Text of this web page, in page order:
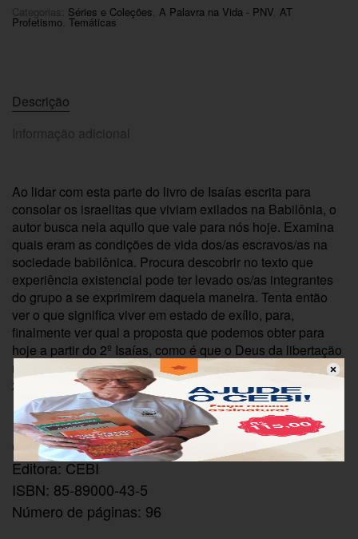
Categorias: Séries e Coleções A Palavra na Vida - PNV AT
Profetismo Temáticas
Descrição
Informação adicional
Ao lidar com esta parte do livro de Isaías escrita para
consolar os israelitas que viviam exilados na Babilônia, o
autor busca nela aquilo que vale para nós hoje. Examina
quais eram as condições de vida dos/as escravos/as na
sociedade babilônica. Procura descobrir no texto que
experiência existencial pode ter levado os/as integrantes
do grupo a se exprimirem daquela maneira. Tenta então
ver o que significa viver em estado de exílio, para,
finalmente ver qual a proposta que podemos obter para
hoje a partir do 2º Isaías, como é que o Deus da libertação
nos consola na situação difícil em que vivemos no século
21.
Código: PNV201/202
Editora: CEBI
ISBN: 85-89000-43-5
Número de páginas: 96